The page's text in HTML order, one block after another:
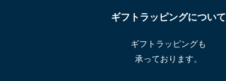
ギフトラッピングについて
ギフトラッピングも
承っております。